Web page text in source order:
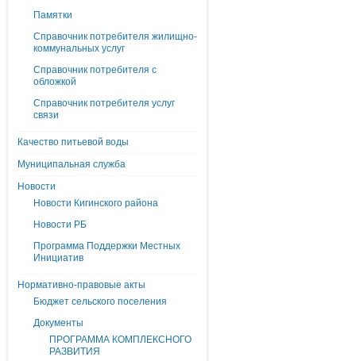
Памятки
Справочник потребителя жилищно-
коммунальных услуг
Справочник потребителя с
обложкой
Справочник потребителя услуг
связи
Качество питьевой воды
Муниципальная служба
Новости
Новости Кигинского района
Новости РБ
Программа Поддержки Местных
Инициатив
Нормативно-правовые акты
Бюджет сельского поселения
Документы
ПРОГРАММА КОМПЛЕКСНОГО
РАЗВИТИЯ